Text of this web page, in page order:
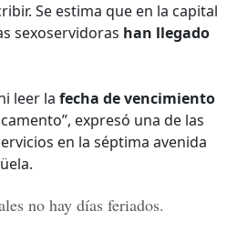
Se estima que en la capital
sexoservidoras han llegado
leer la fecha de vencimiento
expresó una de las
en la séptima avenida
no hay días feriados.